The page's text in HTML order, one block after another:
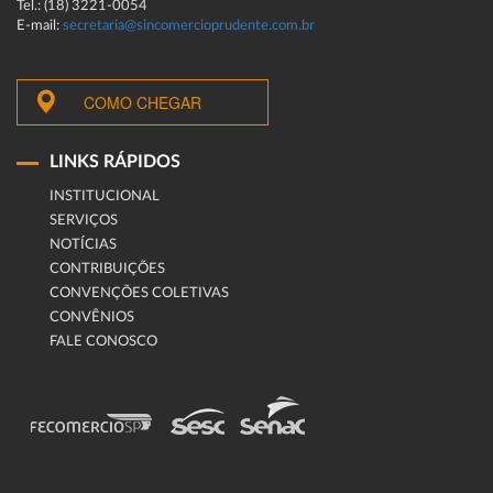
Tel.: (18) 3221-0054
E-mail: secretaria@sincomercioprudente.com.br
COMO CHEGAR
LINKS RÁPIDOS
INSTITUCIONAL
SERVIÇOS
NOTÍCIAS
CONTRIBUIÇÕES
CONVENÇÕES COLETIVAS
CONVÊNIOS
FALE CONOSCO